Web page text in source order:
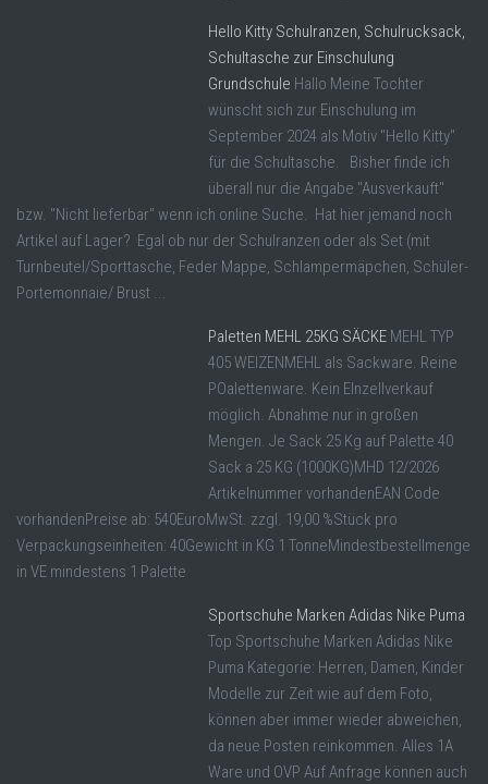
Hello Kitty Schulranzen, Schulrucksack,
Schultasche zur Einschulung
Grundschule Hallo Meine Tochter
wünscht sich zur Einschulung im
September 2024 als Motiv "Hello Kitty"
für die Schultasche. Bisher finde ich
überall nur die Angabe "Ausverkauft"
bzw. "Nicht lieferbar" wenn ich online Suche. Hat hier jemand noch
Artikel auf Lager? Egal ob nur der Schulranzen oder als Set (mit
Turnbeutel/Sporttasche, Feder Mappe, Schlampermäpchen, Schüler-
Portemonnaie/ Brust ...
Paletten MEHL 25KG SÄCKE MEHL TYP
405 WEIZENMEHL als Sackware. Reine
POalettenware. Kein EInzellverkauf
möglich. Abnahme nur in großen
Mengen. Je Sack 25 Kg auf Palette 40
Sack a 25 KG (1000KG)MHD 12/2026
Artikelnummer vorhandenEAN Code
vorhandenPreise ab: 540EuroMwSt. zzgl. 19,00 %Stück pro
Verpackungseinheiten: 40Gewicht in KG 1 TonneMindestbestellmenge
in VE mindestens 1 Palette
Sportschuhe Marken Adidas Nike Puma
Top Sportschuhe Marken Adidas Nike
Puma Kategorie: Herren, Damen, Kinder
Modelle zur Zeit wie auf dem Foto,
können aber immer wieder abweichen,
da neue Posten reinkommen. Alles 1A
Ware und OVP Auf Anfrage können auch